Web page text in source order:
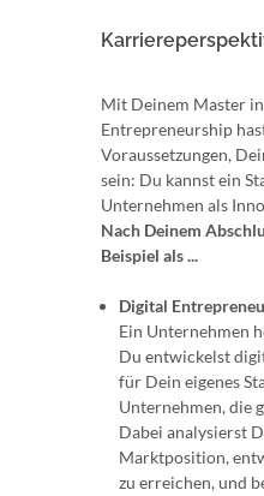
Mit Deinem Master
Entrepreneurship
Voraussetzungen,
sein: Du kannst ein
Unternehmen als
Nach Deinem
Beispiel als ...
Digital
Ein Unternehmen
Du entwickelst
für Dein eigenes
Unternehmen, die
Dabei analysierst
Marktposition,
zu erreichen, und